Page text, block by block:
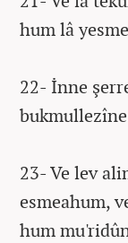
hum lâ
22- İnne
bukmullezîne
23- Ve lev
esmeahum,
hum